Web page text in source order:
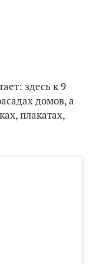
здесь к 9
домов, а
плакатах,